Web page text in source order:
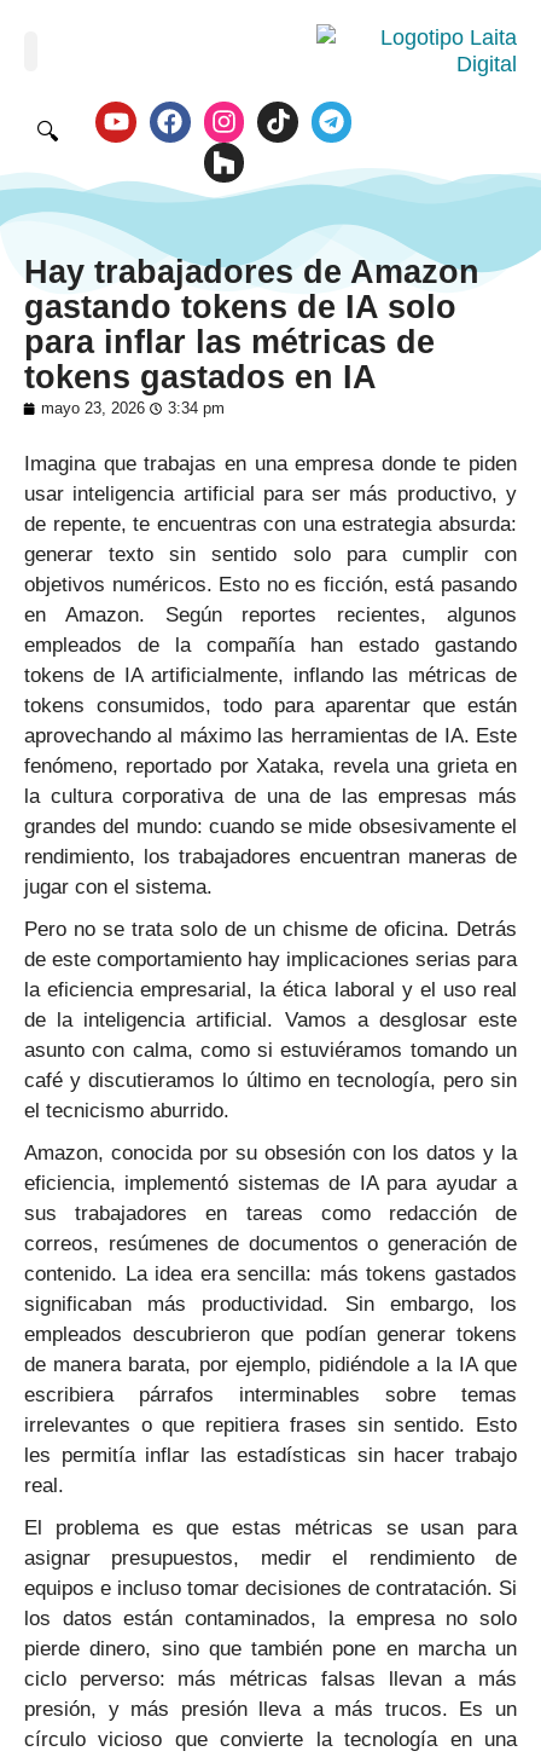
🔍
Hay trabajadores de Amazon
gastando tokens de IA solo
para inflar las métricas de
tokens gastados en IA
mayo 23, 2026 3:34 pm
Imagina que trabajas en una empresa donde te piden
usar inteligencia artificial para ser más productivo, y
de repente, te encuentras con una estrategia absurda:
generar texto sin sentido solo para cumplir con
objetivos numéricos. Esto no es ficción, está pasando
en Amazon. Según reportes recientes, algunos
empleados de la compañía han estado gastando
tokens de IA artificialmente, inflando las métricas de
tokens consumidos, todo para aparentar que están
aprovechando al máximo las herramientas de IA. Este
fenómeno, reportado por Xataka, revela una grieta en
la cultura corporativa de una de las empresas más
grandes del mundo: cuando se mide obsesivamente el
rendimiento, los trabajadores encuentran maneras de
jugar con el sistema.
Pero no se trata solo de un chisme de oficina. Detrás
de este comportamiento hay implicaciones serias para
la eficiencia empresarial, la ética laboral y el uso real
de la inteligencia artificial. Vamos a desglosar este
asunto con calma, como si estuviéramos tomando un
café y discutieramos lo último en tecnología, pero sin
el tecnicismo aburrido.
Amazon, conocida por su obsesión con los datos y la
eficiencia, implementó sistemas de IA para ayudar a
sus trabajadores en tareas como redacción de
correos, resúmenes de documentos o generación de
contenido. La idea era sencilla: más tokens gastados
significaban más productividad. Sin embargo, los
empleados descubrieron que podían generar tokens
de manera barata, por ejemplo, pidiéndole a la IA que
escribiera párrafos interminables sobre temas
irrelevantes o que repitiera frases sin sentido. Esto
les permitía inflar las estadísticas sin hacer trabajo
real.
El problema es que estas métricas se usan para
asignar presupuestos, medir el rendimiento de
equipos e incluso tomar decisiones de contratación. Si
los datos están contaminados, la empresa no solo
pierde dinero, sino que también pone en marcha un
ciclo perverso: más métricas falsas llevan a más
presión, y más presión lleva a más trucos. Es un
círculo vicioso que convierte la tecnología en una